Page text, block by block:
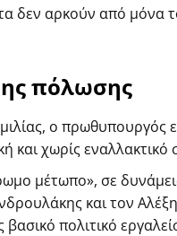
δεν αρκούν από μόνα
πόλωσης
ο πρωθυπουργός
και χωρίς εναλλακτικό
μέτωπο», σε
και τον
πολιτικό